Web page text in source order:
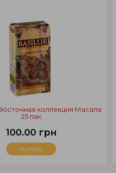
коллекция Масала
25 пак
100.00 грн
Купити